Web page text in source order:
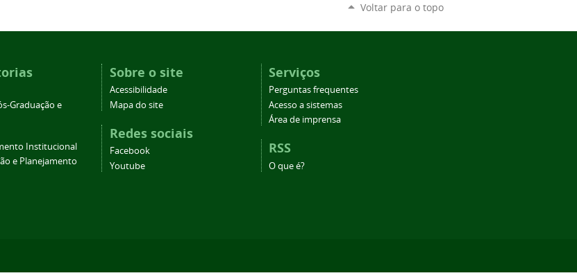
Voltar para o topo
Graduação e
Institucional
e Planejamento
Sobre o site
Acessibilidade
Mapa do site
Redes sociais
Facebook
Youtube
Serviços
Perguntas frequentes
Acesso a sistemas
Área de imprensa
RSS
O que é?